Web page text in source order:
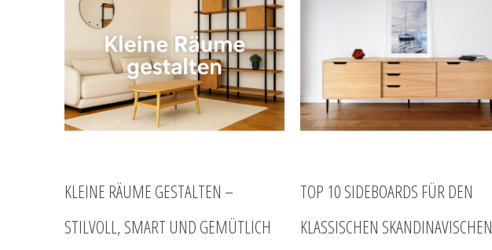
KLEINE RÄUME GESTALTEN –
STILVOLL, SMART UND GEMÜTLICH
TOP 10 SIDEBOARDS FÜR DEN
KLASSISCHEN SKANDINAVISCHEN